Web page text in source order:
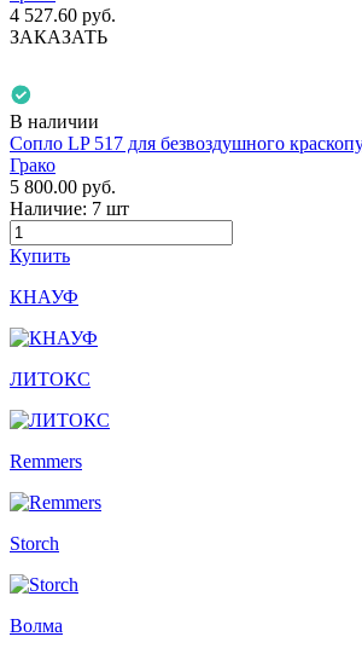
4 527.60 руб.
ЗАКАЗАТЬ
В наличии
Сопло LP 517 для безвоздушного
Грако
5 800.00 руб.
Наличие: 7 шт
Купить
КНАУФ
ЛИТОКС
Remmers
Storch
Волма